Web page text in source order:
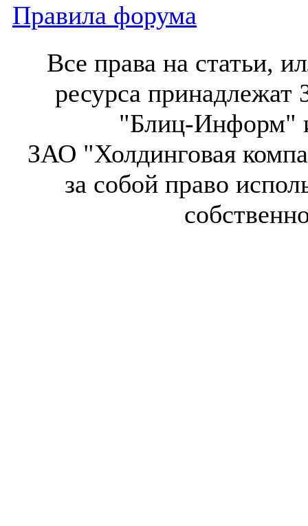
Правила форума
Все права на статьи,
ресурса
"Блиц-Информ"
ЗАО "Холдинговая
за собой право